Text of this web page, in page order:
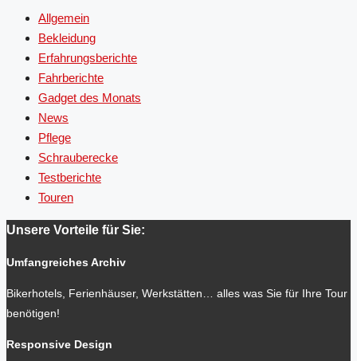
Allgemein
Bekleidung
Erfahrungsberichte
Fahrberichte
Gadget des Monats
News
Pflege
Schrauberecke
Testberichte
Touren
Unsere Vorteile für Sie:
Umfangreiches Archiv
Bikerhotels, Ferienhäuser, Werkstätten… alles was Sie für Ihre Tour
benötigen!
Responsive Design